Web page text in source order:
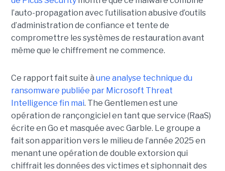
l’auto-propagation avec l’utilisation abusive d’outils
d’administration de confiance et tente de
compromettre les systèmes de restauration avant
même que le chiffrement ne commence.
Ce rapport fait suite à une analyse technique du
ransomware publiée par Microsoft Threat
Intelligence fin mai. The Gentlemen est une
opération de rançongiciel en tant que service (RaaS)
écrite en Go et masquée avec Garble. Le groupe a
fait son apparition vers le milieu de l’année 2025 en
menant une opération de double extorsion qui
chiffrait les données des victimes et siphonnait des